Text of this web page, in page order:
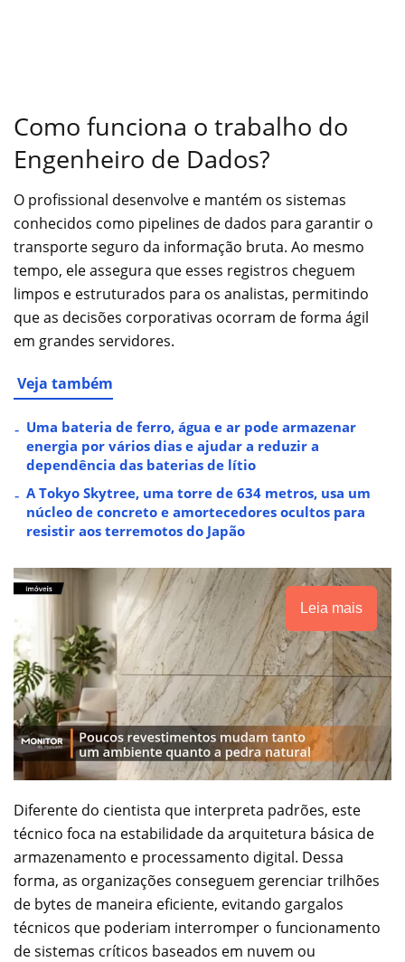
Como funciona o trabalho do
Engenheiro de Dados?
O profissional desenvolve e mantém os sistemas
conhecidos como pipelines de dados para garantir o
transporte seguro da informação bruta. Ao mesmo
tempo, ele assegura que esses registros cheguem
limpos e estruturados para os analistas, permitindo
que as decisões corporativas ocorram de forma ágil
em grandes servidores.
Veja também
Uma bateria de ferro, água e ar pode armazenar
energia por vários dias e ajudar a reduzir a
dependência das baterias de lítio
A Tokyo Skytree, uma torre de 634 metros, usa um
núcleo de concreto e amortecedores ocultos para
resistir aos terremotos do Japão
Leia mais
Diferente do cientista que interpreta padrões, este
técnico foca na estabilidade da arquitetura básica de
armazenamento e processamento digital. Dessa
forma, as organizações conseguem gerenciar trilhões
de bytes de maneira eficiente, evitando gargalos
técnicos que poderiam interromper o funcionamento
de sistemas críticos baseados em nuvem ou